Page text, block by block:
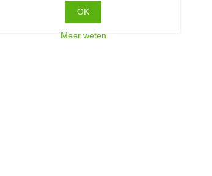
OK
Meer weten